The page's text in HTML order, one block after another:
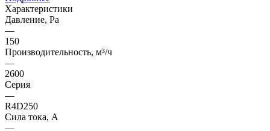
Характеристики
Давление, Pa
—
150
Производительность, м³/ч
—
2600
Серия
—
R4D250
Сила тока, А
—